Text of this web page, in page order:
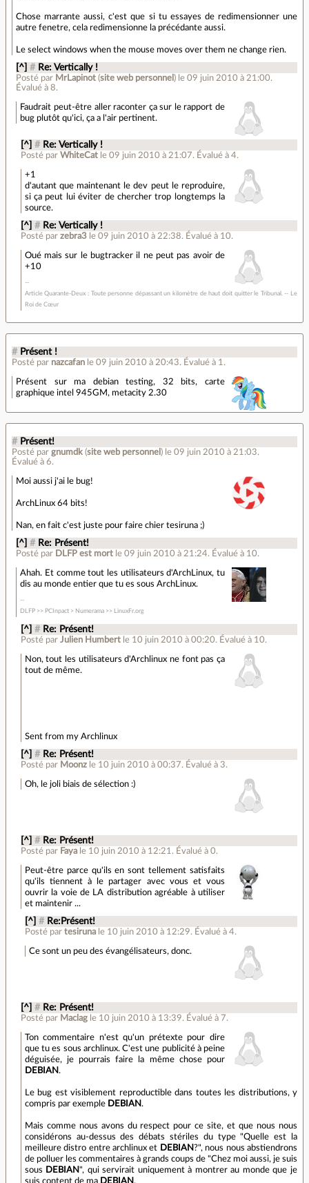
Chose marrante aussi, c'est que si tu essayes de redimensionner une
autre fenetre, cela redimensionne la précédante aussi.
Le select windows when the mouse moves over them ne change rien.
[^] # Re: Vertically !
Posté par MrLapinot (site web personnel ) le 09 juin 2010 à 21:00.
Évalué à8.
Faudrait peut-être aller raconter ça sur le rapport de
bug plutôt qu'ici, ça a l'air pertinent.
[^] # Re: Vertically !
Posté par WhiteCat le 09 juin 2010 à 21:07. Évalué à 4.
+1
d'autant que maintenant le dev peut le reproduire,
si ça peut lui éviter de chercher trop longtemps la
source.
[^] # Re: Vertically !
Posté par zebra3 le 09 juin 2010 à 22:38. Évalué à 10.
Oué mais sur le bugtracker il ne peut pas avoir de
+10
Article Quarante-Deux : Toute personne dépassant un kilomètre de haut doit quitter le Tribunal. -- Le
Roi de Cœur
# Présent !
Posté par nazcafan le 09 juin 2010 à 20:43. Évalué à 1 .
Présent sur ma debian testing, 32 bits, carte
graphique intel 945GM, metacity 2.30
# Présent!
Posté par gnumdk (site web personnel ) le 09 juin 2010 à 21:03.
Évalué à 6.
Moi aussi j'ai le bug!
ArchLinux 64 bits!
Nan, en fait c'est juste pour faire chier tesiruna ;)
[^] # Re: Présent!
Posté par DLFP est mort le 09 juin 2010 à 21:24. Évalué à 10.
Ahah. Et comme tout les utilisateurs d'ArchLinux, tu
dis au monde entier que tu es sous ArchLinux.
DLFP >> PCInpact > Numerama >> LinuxFr.org
[^] # Re: Présent!
Posté par Julien Humbert le 10 juin 2010 à 00:20. Évalué à 10.
Non, tout les utilisateurs d'Archlinux ne font pas ça
tout de même.
Sent from my Archlinux
[^] # Re: Présent!
Posté par Moonz le 10 juin 2010 à 00:37. Évalué à 3.
Oh, le joli biais de sélection :)
[^] # Re: Présent!
Posté par Faya le 10 juin 2010 à 12:21 . Évalué à 0.
Peut-être parce qu'ils en sont tellement satisfaits
qu'ils tiennent à le partager avec vous et vous
ouvrir la voie de LA distribution agréable à utiliser
et maintenir ...
[^] # Re:Présent!
Posté partesiruna le 10 juin 2010 à 12:29. Évalué à4.
Ce sont un peu des évangélisateurs, donc.
[^] # Re: Présent!
Posté par Maclag le 10 juin 2010 à 13:39. Évalué à 7.
Ton commentaire n'est qu'un prétexte pour dire
que tu es sous archlinux. C'est une publicité à peine
déguisée, je pourrais faire la même chose pour
DEBIAN .
Le bug est visiblement reproductible dans toutes les distributions, y
compris par exemple DEBIAN .
Mais comme nous avons du respect pour ce site, et que nous nous
considérons au-dessus des débats stériles du type "Quelle est la
meilleure distro entre archlinux et DEBIAN?", nous nous abstiendrons
de polluer les commentaires à grands coups de "Chez moi aussi, je suis
sous
DEBIAN", qui servirait uniquement à montrer au monde que je
suis content de ma DEBIAN .